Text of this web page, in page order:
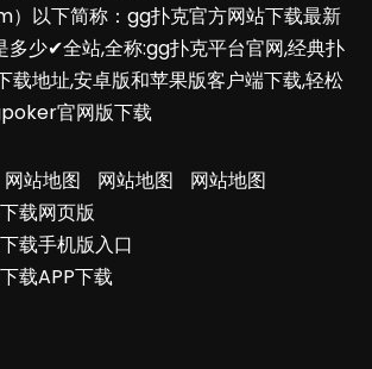
以下简称：gg扑克官方网站下载最新
少✔全站,全称:gg扑克平台官网,经典扑
载地址,安卓版和苹果版客户端下载,轻松
官网版下载
网站地图 网站地图
网站地图
载网页版
载手机版入口
载APP下载